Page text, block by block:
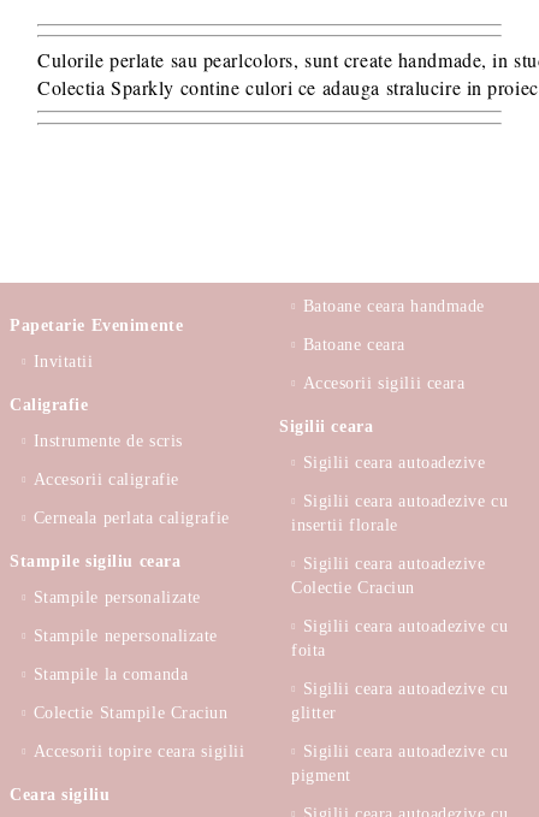
suplimentare necesare procesarii comenzii dumneavoastra.
Culorile perlate sau pearlcolors, sunt create handmade, in
Colectia Sparkly contine culori ce adauga stralucire in
Papetarie Evenimente
Invitatii
Caligrafie
Instrumente de scris
Accesorii caligrafie
Cerneala perlata caligrafie
Stampile sigiliu ceara
Stampile personalizate
Stampile nepersonalizate
Stampile la comanda
Colectie Stampile Craciun
Accesorii topire ceara sigilii
Ceara sigiliu
Batoane ceara handmade
Batoane ceara
Accesorii sigilii ceara
Sigilii ceara
Sigilii ceara autoadezive
Sigilii ceara autoadezive cu
insertii florale
Sigilii ceara autoadezive
Colectie Craciun
Sigilii ceara autoadezive cu
foita
Sigilii ceara autoadezive cu
glitter
Sigilii ceara autoadezive cu
pigment
Sigilii ceara autoadezive cu